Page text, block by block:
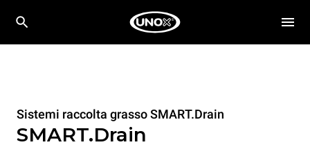
Sistemi raccolta grasso SMART.Drain
SMART.Drain